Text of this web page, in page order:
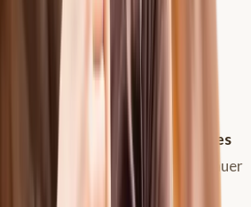
für
und dem Headshaking
besser. Schreib ein
ausführliches
deines Pferdes mit genauer
und co.